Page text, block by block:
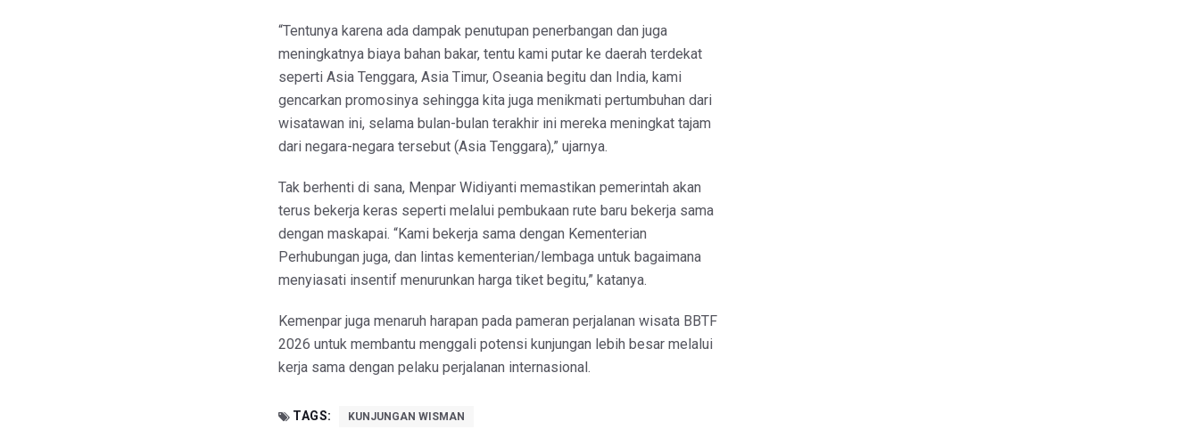
“Tentunya karena ada dampak penutupan penerbangan dan juga
meningkatnya biaya bahan bakar, tentu kami putar ke daerah terdekat
seperti Asia Tenggara, Asia Timur, Oseania begitu dan India, kami
gencarkan promosinya sehingga kita juga menikmati pertumbuhan dari
wisatawan ini, selama bulan-bulan terakhir ini mereka meningkat tajam
dari negara-negara tersebut (Asia Tenggara),” ujarnya.
Tak berhenti di sana, Menpar Widiyanti memastikan pemerintah akan
terus bekerja keras seperti melalui pembukaan rute baru bekerja sama
dengan maskapai. “Kami bekerja sama dengan Kementerian
Perhubungan juga, dan lintas kementerian/lembaga untuk bagaimana
menyiasati insentif menurunkan harga tiket begitu,” katanya.
Kemenpar juga menaruh harapan pada pameran perjalanan wisata BBTF
2026 untuk membantu menggali potensi kunjungan lebih besar melalui
kerja sama dengan pelaku perjalanan internasional.
TAGS: KUNJUNGAN WISMAN